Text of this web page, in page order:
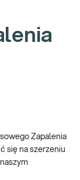
Zapalenia
się na szerzeniu